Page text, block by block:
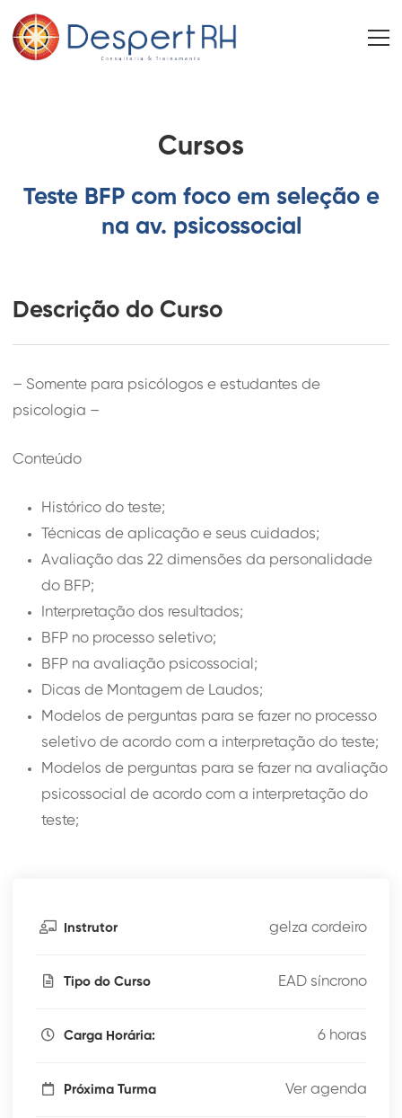
Cursos
Teste BFP com foco em seleção e
na av. psicossocial
Descrição do Curso
– Somente para psicólogos e estudantes de
psicologia –
Conteúdo
Histórico do teste;
Técnicas de aplicação e seus cuidados;
Avaliação das 22 dimensões da personalidade
do BFP;
Interpretação dos resultados;
BFP no processo seletivo;
BFP na avaliação psicossocial;
Dicas de Montagem de Laudos;
Modelos de perguntas para se fazer no processo
seletivo de acordo com a interpretação do teste;
Modelos de perguntas para se fazer na avaliação
psicossocial de acordo com a interpretação do
teste;
Instrutor gelza cordeiro
Tipo do Curso EAD síncrono
Carga Horária: 6 horas
Próxima Turma Ver agenda